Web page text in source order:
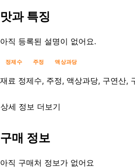
맛과 특징
아직 등록된 설명이 없어요.
정제수 주정 액상과당
재료 정제수, 주정, 액상과당, 구연산,
상세 정보 더보기
등록일
구매 정보
아직 구매처 정보가 없어요